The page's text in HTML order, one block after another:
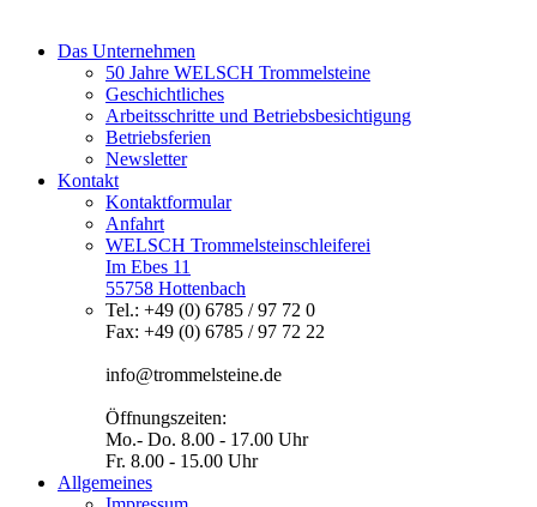
Das Unternehmen
50 Jahre WELSCH Trommelsteine
Geschichtliches
Arbeitsschritte und Betriebsbesichtigung
Betriebsferien
Newsletter
Kontakt
Kontaktformular
Anfahrt
WELSCH Trommelsteinschleiferei
Im Ebes 11
55758 Hottenbach
Tel.: +49 (0) 6785 / 97 72 0
Fax: +49 (0) 6785 / 97 72 22
info@trommelsteine.de
Öffnungszeiten:
Mo.- Do. 8.00 - 17.00 Uhr
Fr. 8.00 - 15.00 Uhr
Allgemeines